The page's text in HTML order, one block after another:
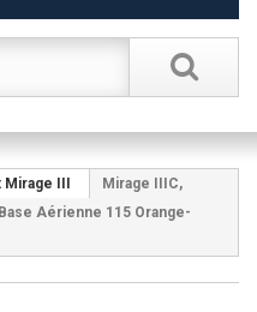
Mirage III
Mirage IIIC,
Aérienne 115 Orange-